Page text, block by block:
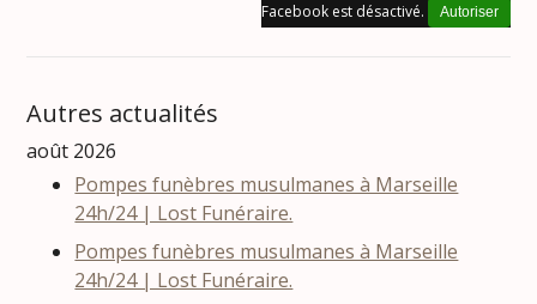
Facebook est désactivé. Autoriser
Autres actualités
août 2026
Pompes funèbres musulmanes à Marseille
24h/24 | Lost Funéraire.
Pompes funèbres musulmanes à Marseille
24h/24 | Lost Funéraire.